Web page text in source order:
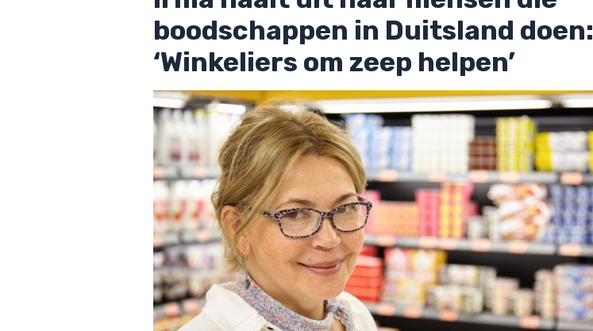
boodschappen in Duitsland doen:
‘Winkeliers om zeep helpen’